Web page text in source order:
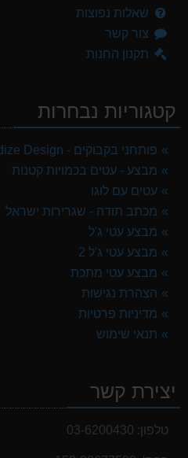
שאלות נפוצות
צור קשר
תקנון החנות
קטגוריות נבחרות
פותחני בקבוקים - Anodize Design
מבצע - עטים בכמויות קטנות
עטים עם לוגו
מכתב תודה - שגרירות ישראל
מבצע עטי ג'ל
מבצע עטי ג'ל 2
מבצע עטי מתכת
הצהרת נגישות
מדיניות פרטיות
תנאי שימוש
יצירת קשר
טלפון: 03-6200430